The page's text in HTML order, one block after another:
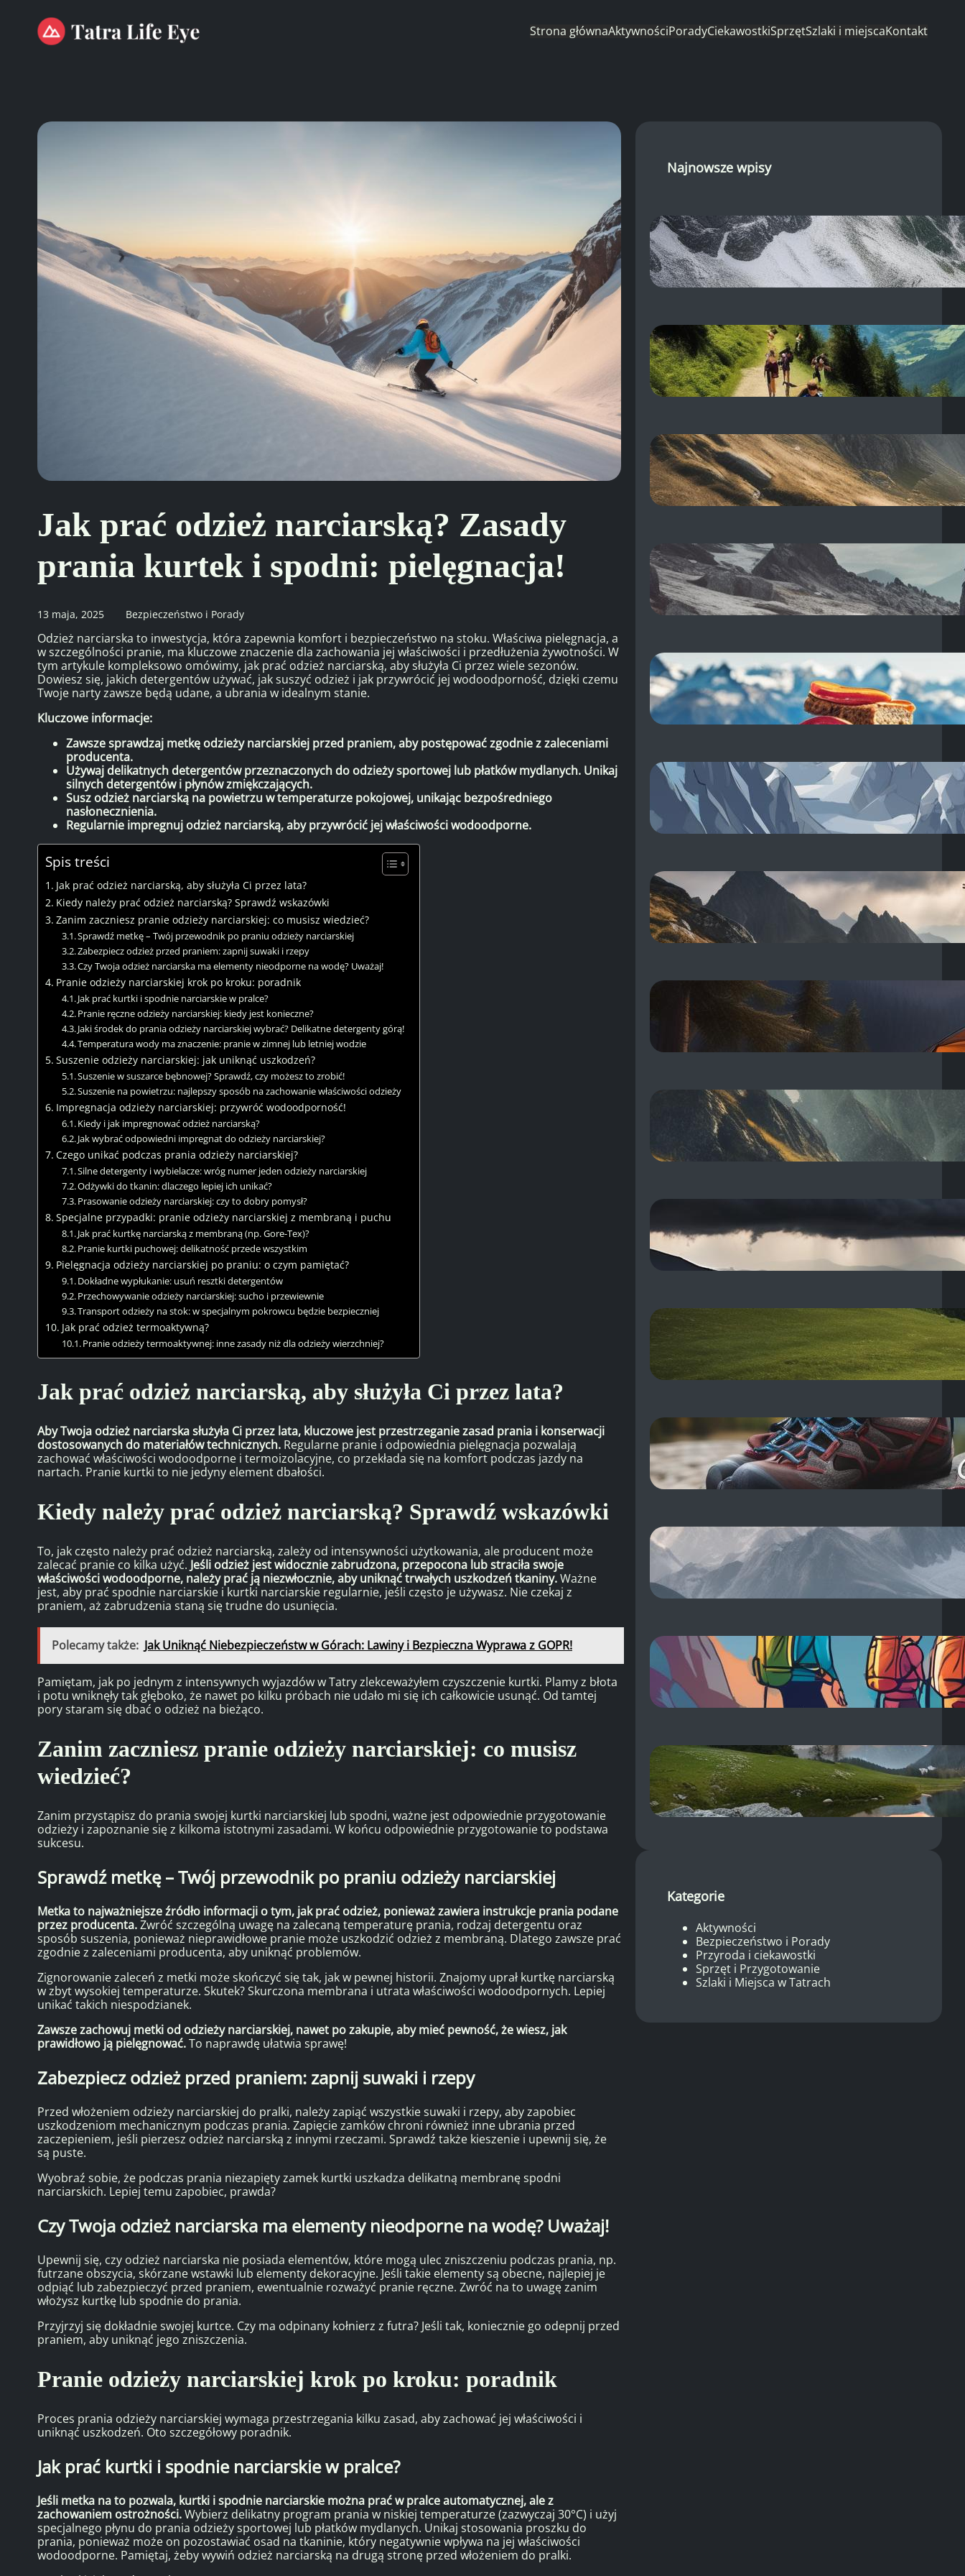
Strona głównaAktywnościPoradyCiekawostkiSprzętSzlaki i miejscaKontakt
Jak prać odzież narciarską? Zasady
prania kurtek i spodni: pielęgnacja!
13 maja, 2025 Bezpieczeństwo i Porady
Odzież narciarska to inwestycja, która zapewnia komfort i bezpieczeństwo na stoku. Właściwa pielęgnacja, a
w szczególności pranie, ma kluczowe znaczenie dla zachowania jej właściwości i przedłużenia żywotności. W
tym artykule kompleksowo omówimy, jak prać odzież narciarską, aby służyła Ci przez wiele sezonów.
Dowiesz się, jakich detergentów używać, jak suszyć odzież i jak przywrócić jej wodoodporność, dzięki czemu
Twoje narty zawsze będą udane, a ubrania w idealnym stanie.
Kluczowe informacje:
Zawsze sprawdzaj metkę odzieży narciarskiej przed praniem, aby postępować zgodnie z zaleceniami
producenta.
Używaj delikatnych detergentów przeznaczonych do odzieży sportowej lub płatków mydlanych. Unikaj
silnych detergentów i płynów zmiękczających.
Susz odzież narciarską na powietrzu w temperaturze pokojowej, unikając bezpośredniego
nasłonecznienia.
Regularnie impregnuj odzież narciarską, aby przywrócić jej właściwości wodoodporne.
Spis treści
Jak prać odzież narciarską, aby służyła Ci przez lata?
Kiedy należy prać odzież narciarską? Sprawdź wskazówki
Zanim zaczniesz pranie odzieży narciarskiej: co musisz wiedzieć?
Sprawdź metkę – Twój przewodnik po praniu odzieży narciarskiej
Zabezpiecz odzież przed praniem: zapnij suwaki i rzepy
Czy Twoja odzież narciarska ma elementy nieodporne na wodę? Uważaj!
Pranie odzieży narciarskiej krok po kroku: poradnik
Jak prać kurtki i spodnie narciarskie w pralce?
Pranie ręczne odzieży narciarskiej: kiedy jest konieczne?
Jaki środek do prania odzieży narciarskiej wybrać? Delikatne detergenty górą!
Temperatura wody ma znaczenie: pranie w zimnej lub letniej wodzie
Suszenie odzieży narciarskiej: jak uniknąć uszkodzeń?
Suszenie w suszarce bębnowej? Sprawdź, czy możesz to zrobić!
Suszenie na powietrzu: najlepszy sposób na zachowanie właściwości odzieży
Impregnacja odzieży narciarskiej: przywróć wodoodporność!
Kiedy i jak impregnować odzież narciarską?
Jak wybrać odpowiedni impregnat do odzieży narciarskiej?
Czego unikać podczas prania odzieży narciarskiej?
Silne detergenty i wybielacze: wróg numer jeden odzieży narciarskiej
Odżywki do tkanin: dlaczego lepiej ich unikać?
Prasowanie odzieży narciarskiej: czy to dobry pomysł?
Specjalne przypadki: pranie odzieży narciarskiej z membraną i puchu
Jak prać kurtkę narciarską z membraną (np. Gore-Tex)?
Pranie kurtki puchowej: delikatność przede wszystkim
Pielęgnacja odzieży narciarskiej po praniu: o czym pamiętać?
Dokładne wypłukanie: usuń resztki detergentów
Przechowywanie odzieży narciarskiej: sucho i przewiewnie
Transport odzieży na stok: w specjalnym pokrowcu będzie bezpieczniej
Jak prać odzież termoaktywną?
Pranie odzieży termoaktywnej: inne zasady niż dla odzieży wierzchniej?
Jak prać odzież narciarską, aby służyła Ci przez lata?
Aby Twoja odzież narciarska służyła Ci przez lata, kluczowe jest przestrzeganie zasad prania i konserwacji
dostosowanych do materiałów technicznych. Regularne pranie i odpowiednia pielęgnacja pozwalają
zachować właściwości wodoodporne i termoizolacyjne, co przekłada się na komfort podczas jazdy na
nartach. Pranie kurtki to nie jedyny element dbałości.
Kiedy należy prać odzież narciarską? Sprawdź wskazówki
To, jak często należy prać odzież narciarską, zależy od intensywności użytkowania, ale producent może
zalecać pranie co kilka użyć. Jeśli odzież jest widocznie zabrudzona, przepocona lub straciła swoje
właściwości wodoodporne, należy prać ją niezwłocznie, aby uniknąć trwałych uszkodzeń tkaniny.Ważne
jest, aby prać spodnie narciarskie i kurtki narciarskie regularnie, jeśli często je używasz. Nie czekaj z
praniem, aż zabrudzenia staną się trudne do usunięcia.
Polecamy także: Jak Uniknąć Niebezpieczeństw w Górach: Lawiny i Bezpieczna Wyprawa z GOPR!
Pamiętam, jak po jednym z intensywnych wyjazdów w Tatry zlekceważyłem czyszczenie kurtki. Plamy z błota
i potu wniknęły tak głęboko, że nawet po kilku próbach nie udało mi się ich całkowicie usunąć. Od tamtej
pory staram się dbać o odzież na bieżąco.
Zanim zaczniesz pranie odzieży narciarskiej: co musisz
wiedzieć?
Zanim przystąpisz do prania swojej kurtki narciarskiej lub spodni, ważne jest odpowiednie przygotowanie
odzieży i zapoznanie się z kilkoma istotnymi zasadami. W końcu odpowiednie przygotowanie to podstawa
sukcesu.
Sprawdź metkę – Twój przewodnik po praniu odzieży narciarskiej
Metka to najważniejsze źródło informacji o tym, jak prać odzież, ponieważ zawiera instrukcje prania podane
przez producenta.Zwróć szczególną uwagę na zalecaną temperaturę prania, rodzaj detergentu oraz
sposób suszenia, ponieważ nieprawidłowe pranie może uszkodzić odzież z membraną. Dlatego zawsze prać
zgodnie z zaleceniami producenta, aby uniknąć problemów.
Zignorowanie zaleceń z metki może skończyć się tak, jak w pewnej historii. Znajomy uprał kurtkę narciarską
w zbyt wysokiej temperaturze. Skutek? Skurczona membrana i utrata właściwości wodoodpornych. Lepiej
unikać takich niespodzianek.
Zawsze zachowuj metki od odzieży narciarskiej, nawet po zakupie, aby mieć pewność, że wiesz, jak
prawidłowo ją pielęgnować.To naprawdę ułatwia sprawę!
Zabezpiecz odzież przed praniem: zapnij suwaki i rzepy
Przed włożeniem odzieży narciarskiej do pralki, należy zapiąć wszystkie suwaki i rzepy, aby zapobiec
uszkodzeniom mechanicznym podczas prania. Zapięcie zamków chroni również inne ubrania przed
zaczepieniem, jeśli pierzesz odzież narciarską z innymi rzeczami. Sprawdź także kieszenie i upewnij się, że
są puste.
Wyobraź sobie, że podczas prania niezapięty zamek kurtki uszkadza delikatną membranę spodni
narciarskich. Lepiej temu zapobiec, prawda?
Czy Twoja odzież narciarska ma elementy nieodporne na wodę? Uważaj!
Upewnij się, czy odzież narciarska nie posiada elementów, które mogą ulec zniszczeniu podczas prania, np.
futrzane obszycia, skórzane wstawki lub elementy dekoracyjne. Jeśli takie elementy są obecne, najlepiej je
odpiąć lub zabezpieczyć przed praniem, ewentualnie rozważyć pranie ręczne. Zwróć na to uwagę zanim
włożysz kurtkę lub spodnie do prania.
Przyjrzyj się dokładnie swojej kurtce. Czy ma odpinany kołnierz z futra? Jeśli tak, koniecznie go odepnij przed
praniem, aby uniknąć jego zniszczenia.
Pranie odzieży narciarskiej krok po kroku: poradnik
Proces prania odzieży narciarskiej wymaga przestrzegania kilku zasad, aby zachować jej właściwości i
uniknąć uszkodzeń. Oto szczegółowy poradnik.
Jak prać kurtki i spodnie narciarskie w pralce?
Jeśli metka na to pozwala, kurtki i spodnie narciarskie można prać w pralce automatycznej, ale z
zachowaniem ostrożności.Wybierz delikatny program prania w niskiej temperaturze (zazwyczaj 30°C) i użyj
specjalnego płynu do prania odzieży sportowej lub płatków mydlanych. Unikaj stosowania proszku do
prania, ponieważ może on pozostawiać osad na tkaninie, który negatywnie wpływa na jej właściwości
wodoodporne. Pamiętaj, żeby wywiń odzież narciarską na drugą stronę przed włożeniem do pralki.
Najnowsze wpisy
Morskie Oko kamera: Widok z
brzegu, pogoda w Tatrach i
system TOPR!
22 sierpnia, 2025
Dolina Jaworzynki szlak: z
Kuźnic na Halę Gąsienicową!
21 sierpnia, 2025
Odzież outdoor co to znaczy?
Przewodnik po odzieży
outdoorowej
21 sierpnia, 2025
Outerwear kurtka co to znaczy?
Odzież wierzchnia i tłumaczenie
po polsku
19 sierpnia, 2025
**Przekąski w góry: co warto
zabrać? Zdrowe jedzenie na
szlak!**
18 sierpnia, 2025
**Raki a raczki:** Jak wybrać
rodzaj raków lub raczków na
zimowy wyjazd?
18 sierpnia, 2025
Rozgrzewka przed treningiem:
Jak rozgrzać się na siłowni
ćwiczeniami?
18 sierpnia, 2025
Spanie w namiocie 10 stopni: Jak
nie zmarznąć w chłodne noce na
biwaku? Śpiwór!
17 sierpnia, 2025
Spodnie w góry na lato: jakie
wybrać na chodzenie po górach
latem?
17 sierpnia, 2025
się zachować w jej trakcie, by
unikać?
Dolina Kościeliska szlaki:
Turystyczne Tatry – Jaskinie i
Schroniska!
16 sierpnia, 2025
Sprzęt wspinaczkowy – nazwy:
Podstawowy zestaw i akcesoria
do wspinaczki
16 sierpnia, 2025
Choroba Wysokogórska:
Objawy, Profilaktyka i Pierwsza
Pomoc – Zapobiegaj!
15 sierpnia, 2025
Co na zakwasy po treningu?
Sprawdzone sposoby na ból
mięśni!
14 sierpnia, 2025
Dolina Pięciu Stawów: Pogoda –
Sprawdź Aktualną i
Długoterminową!
14 sierpnia, 2025
Kategorie
Aktywności
Bezpieczeństwo i Porady
Przyroda i ciekawostki
Sprzęt i Przygotowanie
Szlaki i Miejsca w Tatrach